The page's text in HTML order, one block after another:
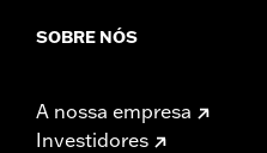
SOBRE NÓS
A nossa empresa
Investidores